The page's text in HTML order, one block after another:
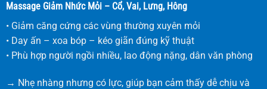
Massage Giảm Nhức Mỏi – Cổ, Vai, Lưng, Hông
• Giảm căng cứng các vùng thường xuyên mỏi
• Day ấn – xoa bóp – kéo giãn đúng kỹ thuật
• Phù hợp người ngồi nhiều, lao động nặng, dân văn phòng
→ Nhẹ nhàng nhưng có lực, giúp bạn cảm thấy dễ chịu và